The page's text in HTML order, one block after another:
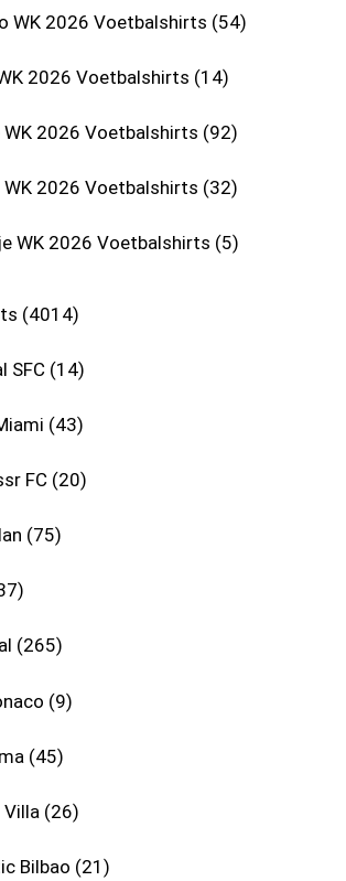
WK 2026 Voetbalshirts 54
2026 Voetbalshirts 14
WK 2026 Voetbalshirts 92
WK 2026 Voetbalshirts 32
WK 2026 Voetbalshirts 5
4014
SFC 14
43
FC 20
75
265
9
45
26
Bilbao 21